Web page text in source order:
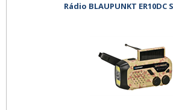
Rádio BLAUPUNKT ER10DC